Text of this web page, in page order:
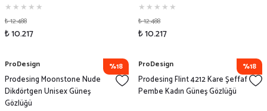
₺ 12.488
₺ 10.217
₺ 12.488
₺ 10.217
%18
ProDesign
Prodesing Moonstone Nude
Dikdörtgen Unisex Güneş
Gözlüğü
%18
ProDesign
Prodesing Flint 4212 Kare Şeffaf
Pembe Kadın Güneş Gözlüğü